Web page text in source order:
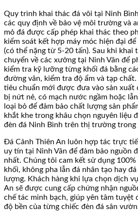
Quy trình khai thác đá vôi tại Ninh
các quy định về bảo vệ môi trường và
mỏ đá được cấp phép khai thác theo
kiểm soát kết hợp máy móc hiện đại
(có thể nặng từ 5-20 tấn). Sau khi khai
chuyển về các xưởng tại Ninh Vân để
kiểm tra kỹ lưỡng từng khối đá bằng
đường vân, kiểm tra độ ẩm và tạp
tiêu chuẩn mới được đưa vào sản xuất
bị nứt nẻ, có mạch nước ngầm hoặc
loại bỏ để đảm bảo chất lượng sản
khắt khe trong khâu chọn nguyên liệu
đèn đá Ninh Bình trên thị trường trong
Đá Cảnh Thiên An luôn hợp tác trực
uy tín tại Ninh Vân để đảm bảo nguồn
nhất. Chúng tôi cam kết sử dụng
khối, không pha lẫn đá nhân tạo hay
lượng. Khách hàng khi lựa chọn dịch
An sẽ được cung cấp chứng nhận
chế tác minh bạch, giúp yên tâm tuyệt
độ bền của từng chiếc đèn đá sân